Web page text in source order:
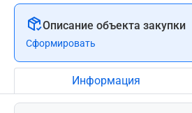
Описание объекта закупки
Сформировать
Информация